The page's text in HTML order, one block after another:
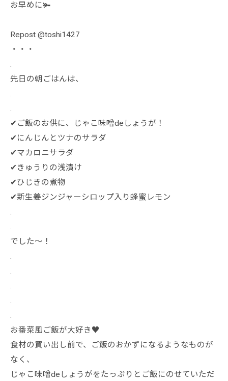
お早めに🫚
Repost @toshi1427
・・・
.
先日の朝ごはんは、
.
.
✔ご飯のお供に、じゃこ味噌deしょうが！
✔にんじんとツナのサラダ
✔マカロニサラダ
✔きゅうりの浅漬け
✔ひじきの煮物
✔新生姜ジンジャーシロップ入り蜂蜜レモン
.
.
でした〜！
.
.
.
.
.
お番菜風ご飯が大好き♥
食材の買い出し前で、ご飯のおかずになるようなものが
なく、
じゃこ味噌deしょうがをたっぷりとご飯にのせていただ